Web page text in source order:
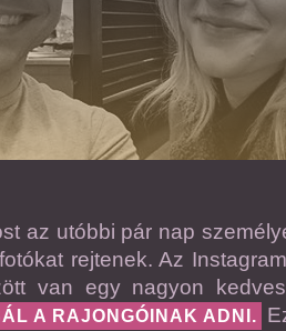
az utóbbi pár nap
rejtenek. Az
van egy nagyon
A RAJONGÓINAK ADNI.